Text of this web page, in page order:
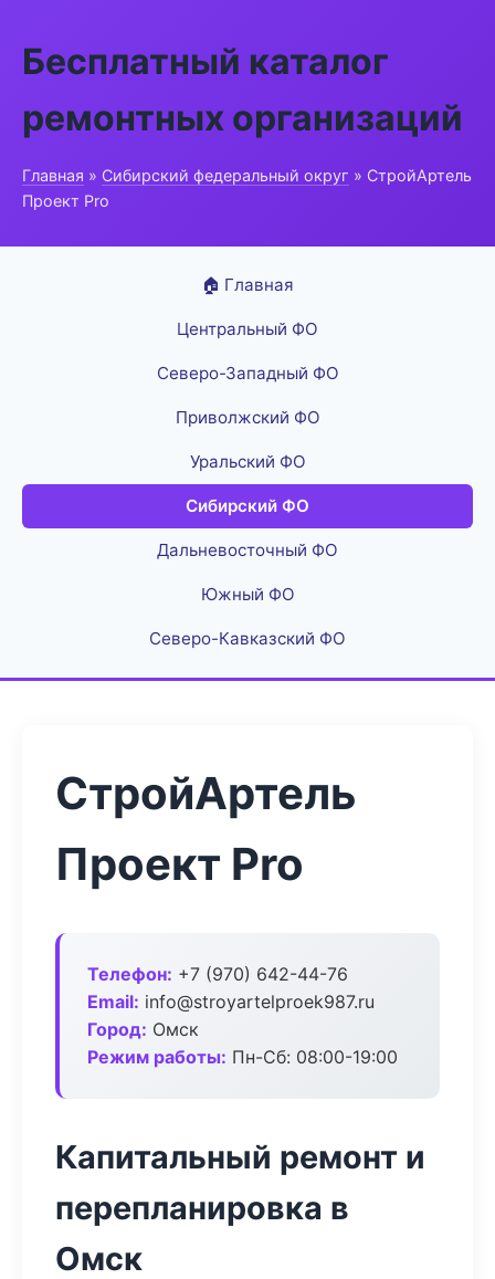
Бесплатный каталог
ремонтных организаций
Главная » Сибирский федеральный округ » СтройАртель
Проект Pro
🏠 Главная
Центральный ФО
Северо-Западный ФО
Приволжский ФО
Уральский ФО
Сибирский ФО
Дальневосточный ФО
Южный ФО
Северо-Кавказский ФО
СтройАртель
Проект Pro
Телефон: +7 (970) 642-44-76
Email: info@stroyartelproek987.ru
Город: Омск
Режим работы: Пн-Сб: 08:00-19:00
Капитальный ремонт и
перепланировка в
Омск